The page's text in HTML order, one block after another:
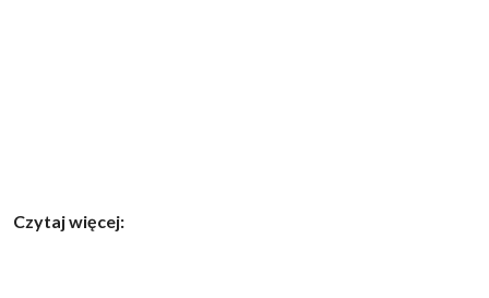
Czytaj więcej: